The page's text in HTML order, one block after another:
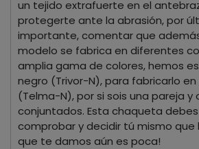
un tejido extrafuerte en el
protegerte ante la abrasión, por
importante, comentar que
modelo se fabrica en diferentes
amplia gama de colores, hemos
negro (Trivor-N), para fabricarlo en
(Telma-N), por si sois una pareja
conjuntados. Esta chaqueta
comprobar y decidir tú mismo que
que te damos aún es poca!